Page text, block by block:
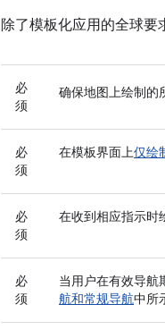
除了模板化应用的全球要
必
须
确保地图上绘制的
必
须
在模板界面上仅绘
必
须
在收到相应指示时
必
须
当用户在有效导航
航和常规导航中所